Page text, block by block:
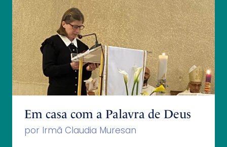
Em casa com a Palavra de Deus
por Irmã Claudia Muresan